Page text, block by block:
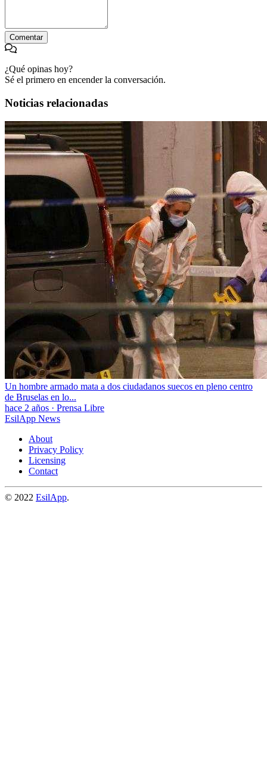
Comentar
¿Qué opinas hoy?
Sé el primero en encender la conversación.
Noticias relacionadas
Un hombre armado mata a dos ciudadanos suecos en pleno centro
de Bruselas en lo...
hace 2 años · Prensa Libre
EsilApp News
About
Privacy Policy
Licensing
Contact
© 2022 EsilApp.